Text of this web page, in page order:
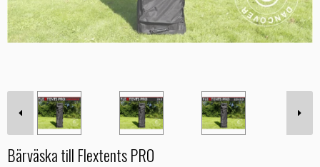
Bärväska till Flextents PRO